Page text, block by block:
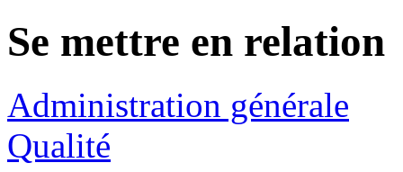
Se mettre en relation
Administration générale
Qualité